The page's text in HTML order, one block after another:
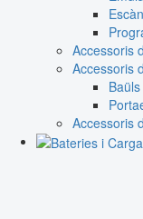
Accessoris
Accessoris
Accessoris